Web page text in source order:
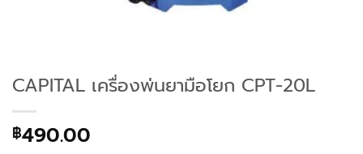
CAPITAL เครื่องพ่นยามือโยก CPT-20L
฿490.00